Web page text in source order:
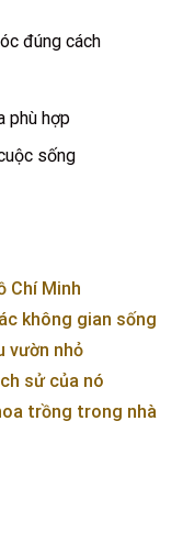
đúng cách
phù hợp
sống
Chí Minh
không gian sống
vườn nhỏ
sử của nó
trồng trong nhà